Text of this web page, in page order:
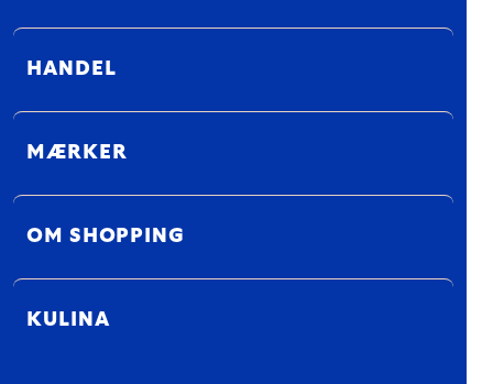
HANDEL
MÆRKER
OM SHOPPING
KULINA